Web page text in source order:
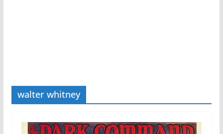
walter whitney